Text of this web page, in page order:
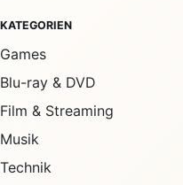
KATEGORIEN
Games
Blu-ray & DVD
Film & Streaming
Musik
Technik